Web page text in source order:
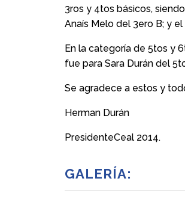
3ros y 4tos básicos,
Anaís Melo del 3ero B; y
En la categoría de 5tos y
fue para Sara Durán del
Se agradece a estos y
Herman Durán
PresidenteCeal 2014.
GALERÍA: